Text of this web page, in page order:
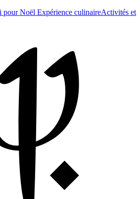
pour Noël Expérience culinaireActivités et